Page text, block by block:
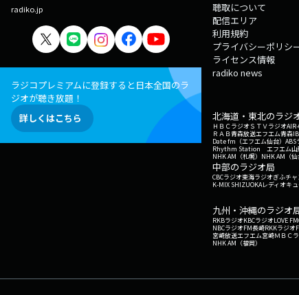
radiko.jp
ラジコプレミアムに登録すると日本全国のラ
ジオが聴き放題！
詳しくはこちら
聴取について
配信エリア
利用規約
プライバシーポリシ
ライセンス情報
radiko news
北海道・東北のラジ
ＨＢＣラジオＳＴＶラジオ
ＲＡＢ青森放送エフエム青森
Date fm（エフエム仙台） ABS
Rhythm Station エフエム山
NHK AM（札幌） NHK AM（仙
中部のラジオ局
CBCラジオ東海ラジオぎふチ
K-MIX SHIZUOKAレディオキ
九州・沖縄のラジオ
RKBラジオKBCラジオLOVE FM
NBCラジオFM長崎RKKラジオ
宮崎放送エフエム宮崎ＭＢＣ
NHK AM（福岡）